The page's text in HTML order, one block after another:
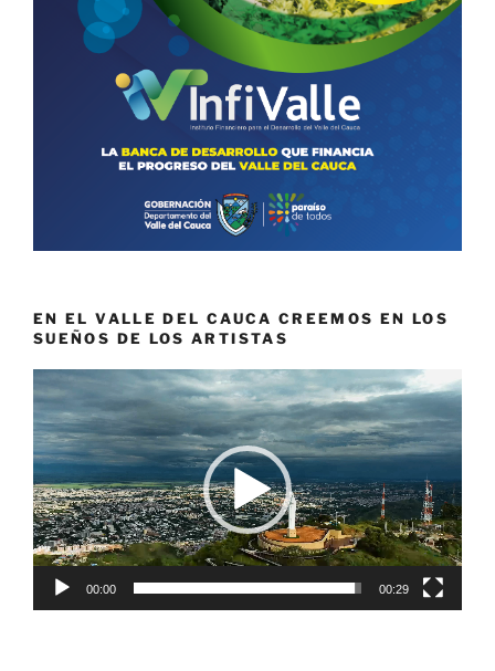
EN EL VALLE DEL CAUCA CREEMOS EN LOS
SUEÑOS DE LOS ARTISTAS
Reproductor
de
vídeo
00:00 00:29